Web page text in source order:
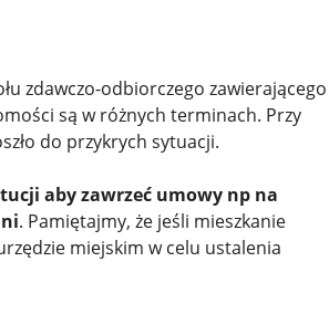
zdawczo-odbiorczego zawierającego
są w różnych terminach. Przy
do przykrych sytuacji.
aby zawrzeć umowy np na
. Pamiętajmy, że jeśli mieszkanie
miejskim w celu ustalenia